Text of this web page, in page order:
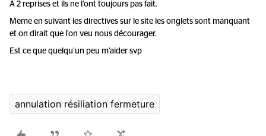
A 2 reprises et ils ne l’ont toujours pas fait.
Meme en suivant les directives sur le site les onglets sont manquant
et on dirait que l’on veu nous décourager.
Est ce que quelqu’un peu m’aider svp
annulation résiliation fermeture